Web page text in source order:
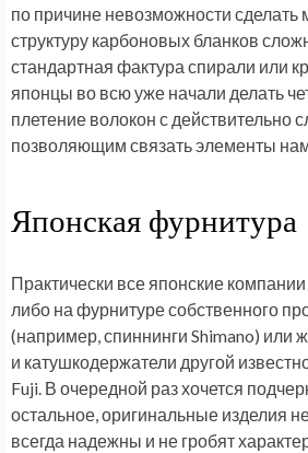
по причине невозможности сделать
структуру карбоновых бланков
стандартная фактура спирали или
японцы во всю уже начали делать
плетение волокон с действительно
позволяющим связать элементы
Японская фурнитура
Практически все японские
либо на фурнитуре собственного
(например, спиннинги Shimano) или
и катушкодержатели другой
Fuji. В очередной раз хочется
остальное, оригинальные изделия
всегда надежны и не гробят